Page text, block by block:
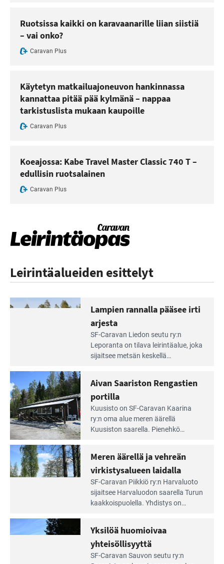
Ruotsissa kaikki on karavaanarille liian siistiä
– vai onko?
Caravan Plus
Käytetyn matkailuajoneuvon hankinnassa
kannattaa pitää pää kylmänä – nappaa
tarkistuslista mukaan kaupoille
Caravan Plus
Koeajossa: Kabe Travel Master Classic 740 T –
edullisin ruotsalainen
Caravan Plus
Leirintäalueiden esittelyt
rannalla
pääsee
irti
arjesta
Lampien rannalla pääsee irti
arjesta
SF-Caravan Liedon seutu ry:n
Leporanta on tilava leirintäalue, joka
sijaitsee metsän kes­kellä
tarjoaa ympäris­töineen kauniit
maisemat ja loistavat virkistäytymis­
mahdollisuudet.
Lue
Leirintäoppaan
artikkeli:
Aivan
Saariston
Rengastien
portilla
Aivan Saariston Rengastien
portilla
Kuusisto on SF-Caravan Kaarina
ry:n oma alue meren äärellä
Kuusiston saarella. Pie­nehkö
äärellä
ja
Meren äärellä ja vehreän
virkistysalueen laidalla
SF-Caravan Piikkiö ry:n Harvaluoto
sijait­see Harvaluodon saarella Turun
kaakkois­puolella. Yhdistys on
virkistysalueesta.
Yksilöä huomioivaa
yhteisöllisyyttä
SF-Caravan Sauvon seutu ry:n